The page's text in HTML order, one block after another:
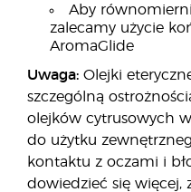
Aby
zalecamy użycie
AromaGlide
Uwaga: Olejki
szczególną
olejków cytrusowych
do użytku
kontaktu z oczami i
dowiedzieć się więcej,